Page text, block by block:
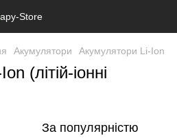
Акумулятори Акумулятори Li-Ion
(літій-іонні
За популярністю